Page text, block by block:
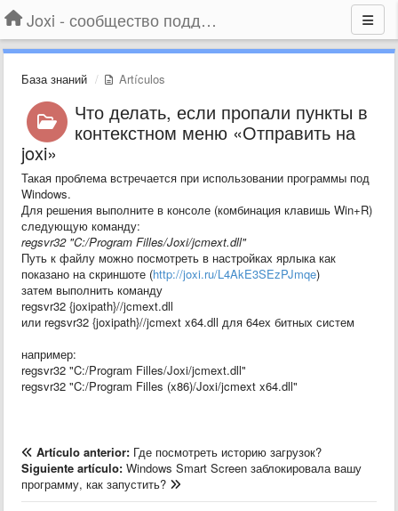
Joxi - сообщество поддержки
База знаний Artículos
Что делать, если пропали пункты в
контекстном меню «Отправить на
joxi»
Такая проблема встречается при использовании программы под
Windows.
Для решения выполните в консоле (комбинация клавишь Win+R)
следующую команду:
regsvr32 "C:/Program Filles/Joxi/jcmext.dll"
Путь к файлу можно посмотреть в настройках ярлыка как
показано на скриншоте (http://joxi.ru/L4AkE3SEzPJmqe)
затем выполнить команду
regsvr32 {joxipath}//jcmext.dll
или regsvr32 {joxipath}//jcmext x64.dll для 64ех битных систем
например:
regsvr32 "C:/Program Filles/Joxi/jcmext.dll"
regsvr32 "C:/Program Filles (x86)/Joxi/jcmext x64.dll"
Artículo anterior: Где посмотреть историю загрузок?
Siguiente artículo: Windows Smart Screen заблокировала вашу
программу, как запустить?